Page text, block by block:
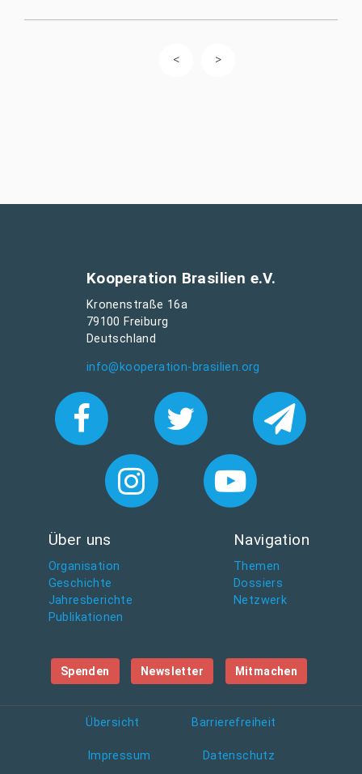
Kooperation Brasilien e.V.
Kronenstraße 16a
79100 Freiburg
Deutschland
info@kooperation-brasilien.org
Über uns
Organisation
Geschichte
Jahresberichte
Publikationen
Navigation
Themen
Dossiers
Netzwerk
Spenden Newsletter Mitmachen
Übersicht Barrierefreiheit
Impressum Datenschutz